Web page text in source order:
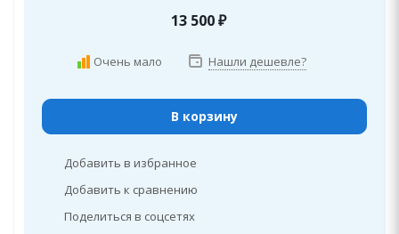
13 500₽
Очень мало Нашли дешевле?
В корзину
Добавить в избранное
Добавить к сравнению
Поделиться в соцсетях